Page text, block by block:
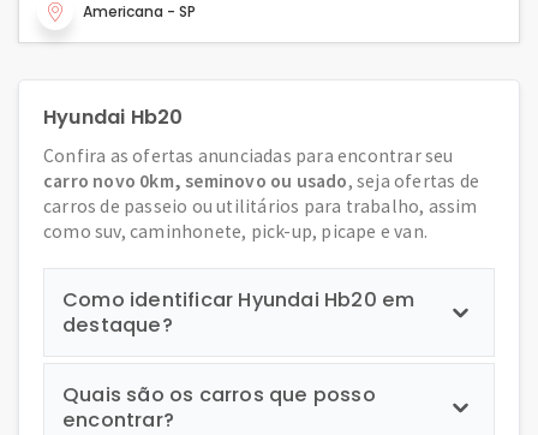
Americana - SP
Hyundai Hb20
Confira as ofertas anunciadas para encontrar seu
carro novo 0km, seminovo ou usado, seja ofertas de
carros de passeio ou utilitários para trabalho, assim
como suv, caminhonete, pick-up, picape e van.
Como identificar Hyundai Hb20 em
destaque?
Quais são os carros que posso
encontrar?